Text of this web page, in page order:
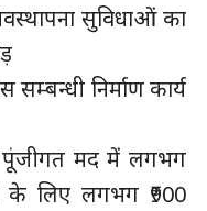
सुविधाओं का
निर्माण कार्य
पूंजीगत मद में लगभग
के लिए लगभग ₹900